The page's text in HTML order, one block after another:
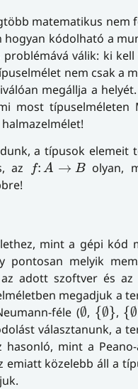
matematikus nem
hogyan kódolható a
válik: ki kell
nem csak a
megállja a helyét.
most típuselméleten
a típusok elemeit
az f: A → B
f:A→B
olyan,
mint a gépi kód
pontosan melyik
adott szoftver és az
megadjuk a
féle (∅
∅
, {∅}
{∅}, {∅
{∅
választanunk, a
mint a
közelebb áll a